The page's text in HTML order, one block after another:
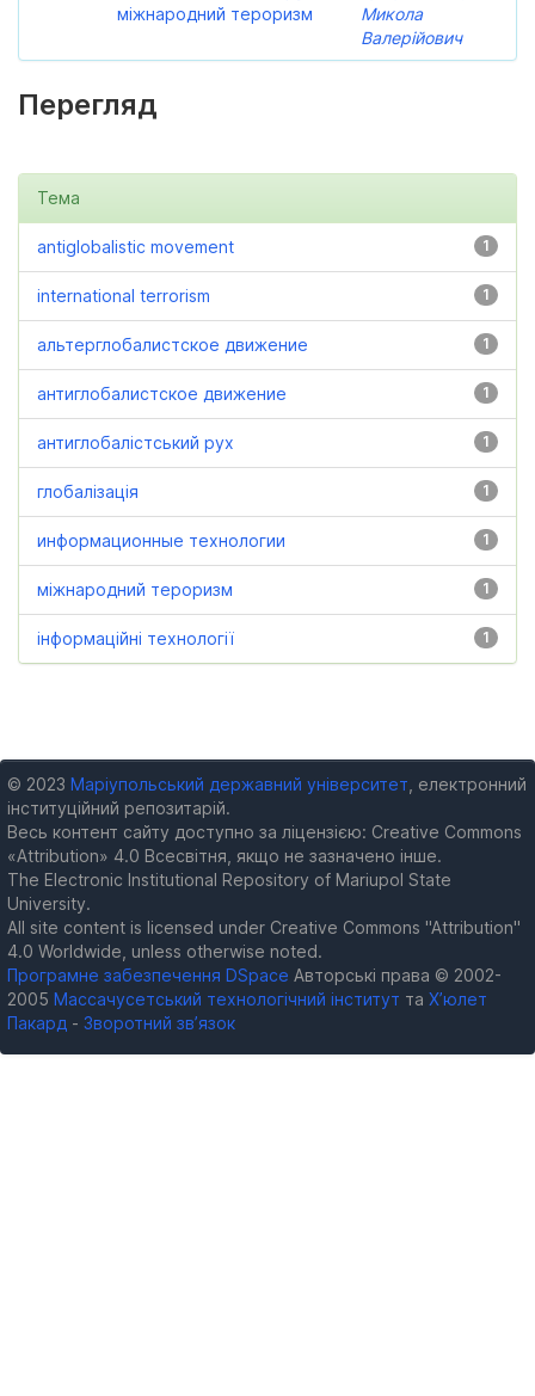
міжнародний тероризм
Микола
Валерійович
Перегляд
Тема
1
antiglobalistic movement
1
international terrorism
1
альтерглобалистское движение
1
антиглобалистское движение
1
антиглобалістський рух
1
глобалізація
1
информационные технологии
1
міжнародний тероризм
1
інформаційні технології
© 2023 Маріупольський державний університет , електронний
інституційний репозитарій.
Весь контент сайту доступно за ліцензією: Creative Commons
«Attribution» 4.0 Всесвітня, якщо не зазначено інше.
The Electronic Institutional Repository of Mariupol State
University.
All site content is licensed under Creative Commons "Attribution"
4.0 Worldwide, unless otherwise noted.
Програмне забезпечення DSpace Авторські права © 2002-
2005 Массачусетський технологічний інститут та Х’юлет
Пакард - Зворотний зв’язок